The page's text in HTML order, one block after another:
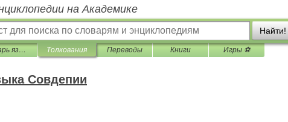
на Академике
Найти!
Толковый словарь языка Совдепии Толкования Переводы Книги Игры ⚽
Совдепии